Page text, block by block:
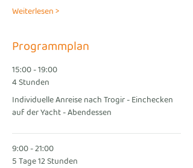
Weiterlesen >
Programmplan
15:00 - 19:00
4 Stunden
Individuelle Anreise nach Trogir - Einchecken
auf der Yacht - Abendessen
9:00 - 21:00
5 Tage 12 Stunden